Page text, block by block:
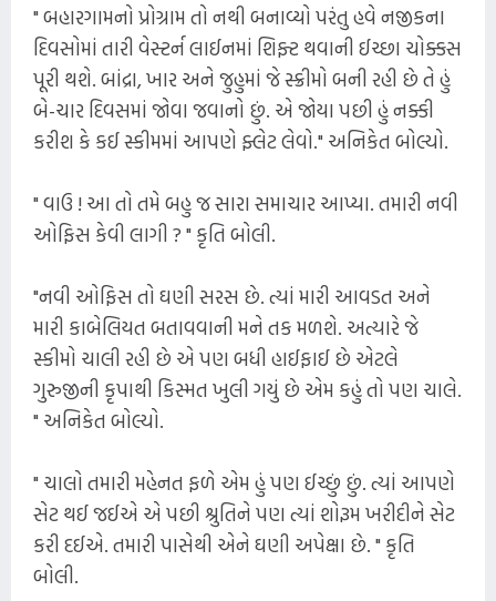
" બહારગામનો પ્રોગ્રામ તો નથી બનાવ્યો પરંતુ હવે નજીકના
દિવસોમાં તારી વેસ્ટર્ન લાઈનમાં શિફ્ટ થવાની ઈચ્છા ચોક્કસ
પૂરી થશે. બાંદ્રા, ખાર અને જુહુમાં જે સ્ક્રીમો બની રહી છે તે હું
બે-ચાર દિવસમાં જોવા જવાનો છું. એ જોયા પછી હું નક્કી
કરીશ કે કઈ સ્કીમમાં આપણે ફ્લેટ લેવો." અનિકેત બોલ્યો.
" વાઉ ! આ તો તમે બહુ જ સારા સમાચાર આપ્યા. તમારી નવી
ઓફિસ કેવી લાગી ? " કૃતિ બોલી.
"નવી ઓફિસ તો ઘણી સરસ છે. ત્યાં મારી આવડત અને
મારી કાબેલિયત બતાવવાની મને તક મળશે. અત્યારે જે
સ્કીમો ચાલી રહી છે એ પણ બધી હાઈફાઈ છે એટલે
ગુરુજીની કૃપાથી કિસ્મત ખુલી ગયું છે એમ કહું તો પણ ચાલે.
" અનિકેત બોલ્યો.
" ચાલો તમારી મહેનત ફળે એમ હું પણ ઈચ્છું છું. ત્યાં આપણે
સેટ થઈ જઈએ એ પછી શ્રુતિને પણ ત્યાં શોરૂમ ખરીદીને સેટ
કરી દઈએ. તમારી પાસેથી એને ઘણી અપેક્ષા છે. " કૃતિ
બોલી.